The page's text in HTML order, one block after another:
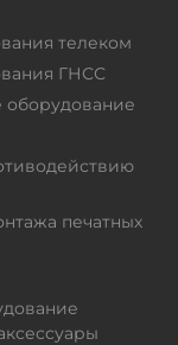
телеком
ГНСС
оборудование
печатных